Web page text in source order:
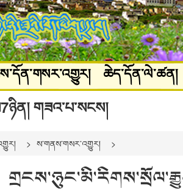
ཆེད་དོན་ལེ་ཚན།
སྒྲ་བརྙན་དགའ་ཚལ།
གཟའ་པ་སངས།
ས་གནས་གསར་འགྱུར།